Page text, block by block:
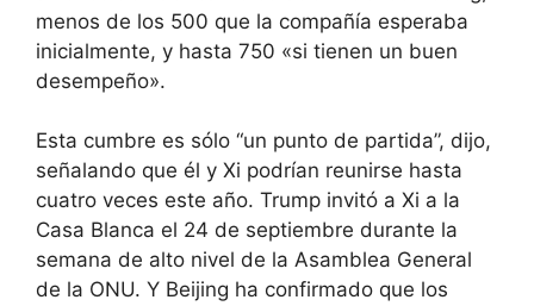
menos de los 500 que la compañía esperaba
inicialmente, y hasta 750 «si tienen un buen
desempeño».
Esta cumbre es sólo “un punto de partida”, dijo,
señalando que él y Xi podrían reunirse hasta
cuatro veces este año. Trump invitó a Xi a la
Casa Blanca el 24 de septiembre durante la
semana de alto nivel de la Asamblea General
de la ONU. Y Beijing ha confirmado que los